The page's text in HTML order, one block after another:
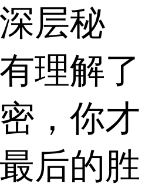
层秘
理解了
，你才
后的胜